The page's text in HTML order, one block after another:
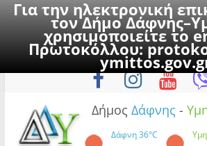
Για την ηλεκτρονική
τον Δήμο
χρησιμοποιείτε το
Πρωτοκόλλου:
to
Σάββατο, 8 Αυγούστου
Δήμος Δάφνης -
Δάφνη36°C